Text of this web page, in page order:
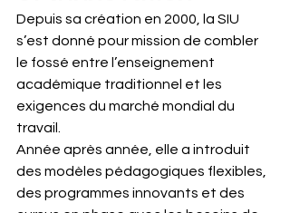
Depuis sa création en 2000, la SIU
s’est donné pour mission de combler
le fossé entre l’enseignement
académique traditionnel et les
exigences du marché mondial du
travail.
Année après année, elle a introduit
des modèles pédagogiques flexibles,
des programmes innovants et des